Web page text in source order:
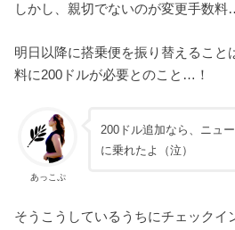
しかし、親切でないのが変更手数料
明日以降に搭乗便を振り替えること
料に200ドルが必要とのこと…！
あっこぷ
200ドル追加なら、ニュ
に乗れたよ（泣）
そうこうしているうちにチェックイ